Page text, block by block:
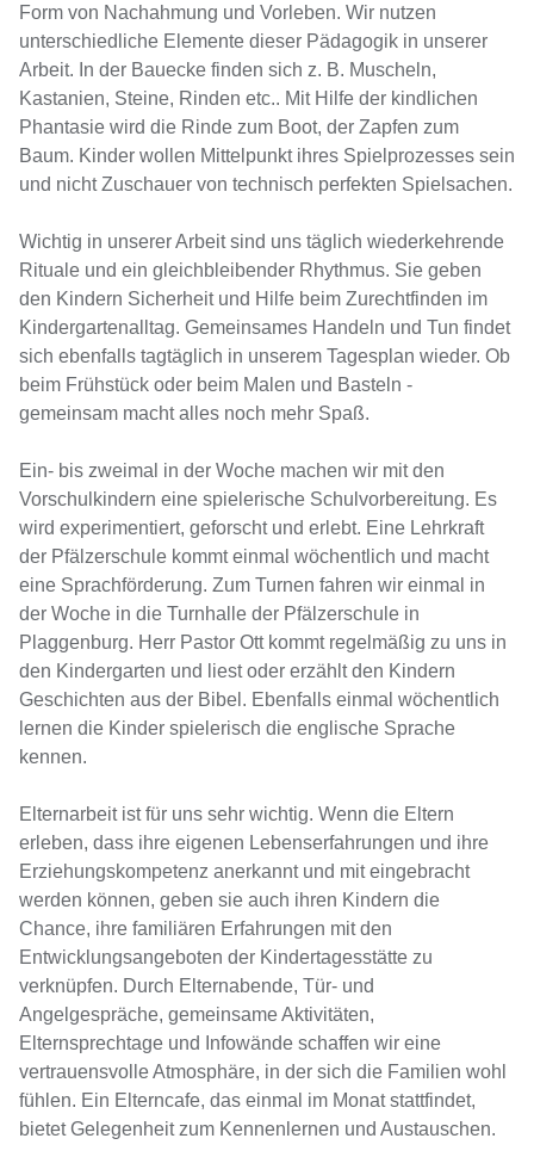
Form von Nachahmung und Vorleben. Wir nutzen
unterschiedliche Elemente dieser Pädagogik in unserer
Arbeit. In der Bauecke finden sich z. B. Muscheln,
Kastanien, Steine, Rinden etc.. Mit Hilfe der kindlichen
Phantasie wird die Rinde zum Boot, der Zapfen zum
Baum. Kinder wollen Mittelpunkt ihres Spielprozesses sein
und nicht Zuschauer von technisch perfekten Spielsachen.
Wichtig in unserer Arbeit sind uns täglich wiederkehrende
Rituale und ein gleichbleibender Rhythmus. Sie geben
den Kindern Sicherheit und Hilfe beim Zurechtfinden im
Kindergartenalltag. Gemeinsames Handeln und Tun findet
sich ebenfalls tagtäglich in unserem Tagesplan wieder. Ob
beim Frühstück oder beim Malen und Basteln -
gemeinsam macht alles noch mehr Spaß.
Ein- bis zweimal in der Woche machen wir mit den
Vorschulkindern eine spielerische Schulvorbereitung. Es
wird experimentiert, geforscht und erlebt. Eine Lehrkraft
der Pfälzerschule kommt einmal wöchentlich und macht
eine Sprachförderung. Zum Turnen fahren wir einmal in
der Woche in die Turnhalle der Pfälzerschule in
Plaggenburg. Herr Pastor Ott kommt regelmäßig zu uns in
den Kindergarten und liest oder erzählt den Kindern
Geschichten aus der Bibel. Ebenfalls einmal wöchentlich
lernen die Kinder spielerisch die englische Sprache
kennen.
Elternarbeit ist für uns sehr wichtig. Wenn die Eltern
erleben, dass ihre eigenen Lebenserfahrungen und ihre
Erziehungskompetenz anerkannt und mit eingebracht
werden können, geben sie auch ihren Kindern die
Chance, ihre familiären Erfahrungen mit den
Entwicklungsangeboten der Kindertagesstätte zu
verknüpfen. Durch Elternabende, Tür- und
Angelgespräche, gemeinsame Aktivitäten,
Elternsprechtage und Infowände schaffen wir eine
vertrauensvolle Atmosphäre, in der sich die Familien wohl
fühlen. Ein Elterncafe, das einmal im Monat stattfindet,
bietet Gelegenheit zum Kennenlernen und Austauschen.